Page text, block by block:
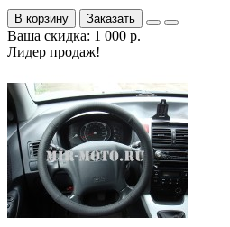
В корзину Заказать
Ваша скидка: 1 000 р.
Лидер продаж!